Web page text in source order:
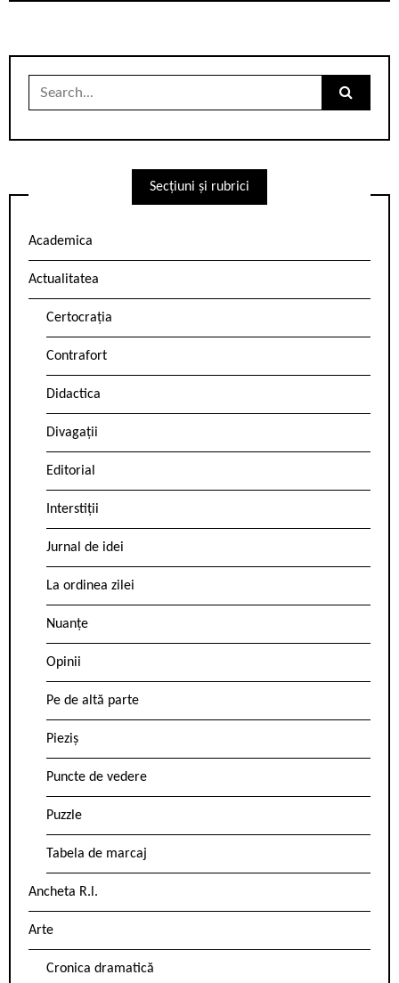
Search
Secțiuni și rubrici
Academica
Actualitatea
Certocrația
Contrafort
Didactica
Divagații
Editorial
Interstiții
Jurnal de idei
La ordinea zilei
Nuanțe
Opinii
Pe de altă parte
Pieziș
Puncte de vedere
Puzzle
Tabela de marcaj
Ancheta R.l.
Arte
Cronica dramatică